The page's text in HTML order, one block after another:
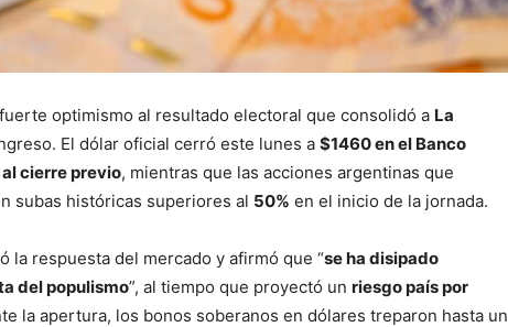
optimismo al resultado electoral que consolidó a La
El dólar oficial cerró este lunes a $1460 en el Banco
cierre previo, mientras que las acciones argentinas que
subas históricas superiores al 50% en el inicio de la jornada.
la respuesta del mercado y afirmó que “se ha disipado
del populismo”, al tiempo que proyectó un riesgo país por
la apertura, los bonos soberanos en dólares treparon hasta un